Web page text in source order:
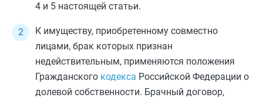
4 и 5 настоящей статьи.
К имуществу, приобретенному совместно
лицами, брак которых признан
недействительным, применяются положения
Гражданского кодекса Российской Федерации о
долевой собственности. Брачный договор,